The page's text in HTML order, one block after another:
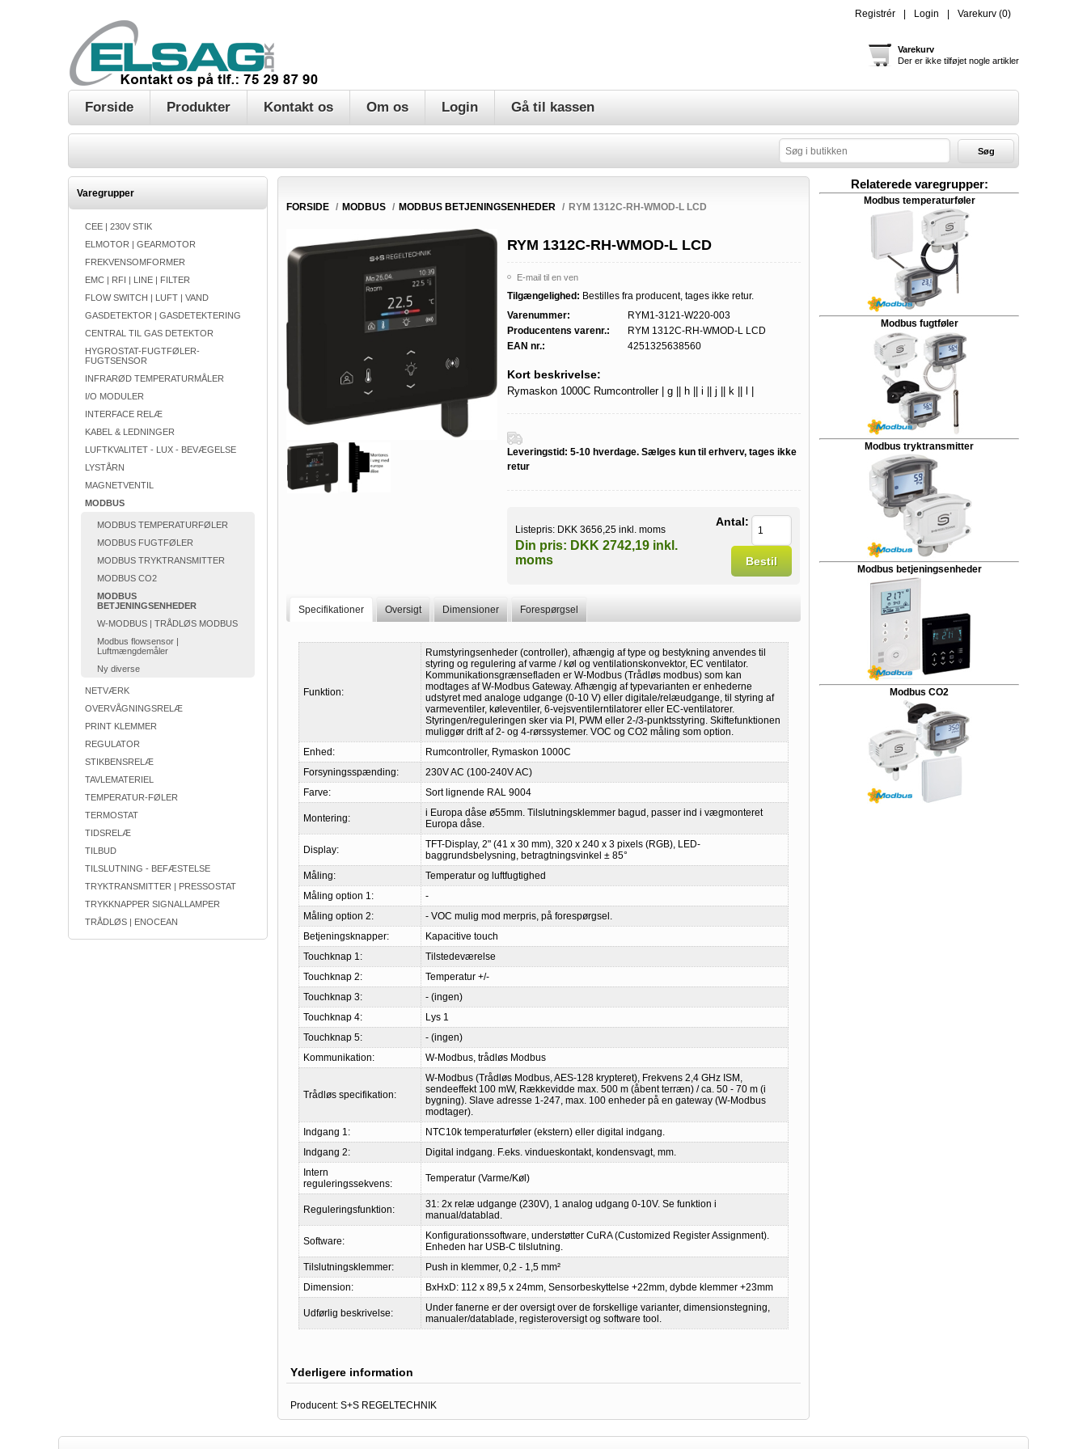
Registrér Login Varekurv (0)
Varekurv
Der er ikke tilføjet nogle artikler
Forside Produkter Kontakt os Om os Login Gå til kassen
Søg
Varegrupper
CEE | 230V STIK
ELMOTOR | GEARMOTOR
FREKVENSOMFORMER
EMC | RFI | LINE | FILTER
FLOW SWITCH | LUFT | VAND
GASDETEKTOR | GASDETEKTERING
CENTRAL TIL GAS DETEKTOR
HYGROSTAT-FUGTFØLER-
FUGTSENSOR
INFRARØD TEMPERATURMÅLER
I/O MODULER
INTERFACE RELÆ
KABEL & LEDNINGER
LUFTKVALITET - LUX - BEVÆGELSE
LYSTÅRN
MAGNETVENTIL
MODBUS
MODBUS TEMPERATURFØLER
MODBUS FUGTFØLER
MODBUS TRYKTRANSMITTER
MODBUS CO2
MODBUS
BETJENINGSENHEDER
W-MODBUS | TRÅDLØS MODBUS
Modbus flowsensor |
Luftmængdemåler
Ny diverse
NETVÆRK
OVERVÅGNINGSRELÆ
PRINT KLEMMER
REGULATOR
STIKBENSRELÆ
TAVLEMATERIEL
TEMPERATUR-FØLER
TERMOSTAT
TIDSRELÆ
TILBUD
TILSLUTNING - BEFÆSTELSE
TRYKTRANSMITTER | PRESSOSTAT
TRYKKNAPPER SIGNALLAMPER
TRÅDLØS | ENOCEAN
FORSIDE / MODBUS / MODBUS BETJENINGSENHEDER / RYM 1312C-RH-WMOD-L LCD
RYM 1312C-RH-WMOD-L LCD
E-mail til en ven
Tilgængelighed: Bestilles fra producent, tages ikke retur.
Varenummer:
RYM1-3121-W220-003
Producentens varenr.:
RYM 1312C-RH-WMOD-L LCD
EAN nr.:
4251325638560
Kort beskrivelse:
Rymaskon 1000C Rumcontroller | g || h || i || j || k || l |
Leveringstid: 5-10 hverdage. Sælges kun til erhverv, tages ikke
retur
Listepris: DKK 3656,25 inkl. moms
Din pris: DKK 2742,19 inkl.
moms
Antal:
Bestil
Specifikationer Oversigt Dimensioner Forespørgsel
Funktion:
Rumstyringsenheder (controller), afhængig af type og bestykning anvendes til
styring og regulering af varme / køl og ventilationskonvektor, EC ventilator.
Kommunikationsgrænsefladen er W-Modbus (Trådløs modbus) som kan
modtages af W-Modbus Gateway. Afhængig af typevarianten er enhederne
udstyret med analoge udgange (0-10 V) eller digitale/relæudgange, til styring af
varmeventiler, køleventiler, 6-vejsventilerntilatorer eller EC-ventilatorer.
Styringen/reguleringen sker via PI, PWM eller 2-/3-punktsstyring. Skiftefunktionen
muliggør drift af 2- og 4-rørssystemer. VOC og CO2 måling som option.
Enhed:
Rumcontroller, Rymaskon 1000C
Forsyningsspænding:
230V AC (100-240V AC)
Farve:
Sort lignende RAL 9004
Montering:
i Europa dåse ø55mm. Tilslutningsklemmer bagud, passer ind i vægmonteret
Europa dåse.
Display:
TFT-Display, 2" (41 x 30 mm), 320 x 240 x 3 pixels (RGB), LED-
baggrundsbelysning, betragtningsvinkel ± 85°
Måling:
Temperatur og luftfugtighed
Måling option 1:
-
Måling option 2:
- VOC mulig mod merpris, på forespørgsel.
Betjeningsknapper:
Kapacitive touch
Touchknap 1:
Tilstedeværelse
Touchknap 2:
Temperatur +/-
Touchknap 3:
- (ingen)
Touchknap 4:
Lys 1
Touchknap 5:
- (ingen)
Kommunikation:
W-Modbus, trådløs Modbus
Trådløs specifikation:
W-Modbus (Trådløs Modbus, AES-128 krypteret), Frekvens 2,4 GHz ISM,
sendeeffekt 100 mW, Rækkevidde max. 500 m (åbent terræn) / ca. 50 - 70 m (i
bygning). Slave adresse 1-247, max. 100 enheder på en gateway (W-Modbus
modtager).
Indgang 1:
NTC10k temperaturføler (ekstern) eller digital indgang.
Indgang 2:
Digital indgang. F.eks. vindueskontakt, kondensvagt, mm.
Intern
reguleringssekvens:
Temperatur (Varme/Køl)
Reguleringsfunktion:
31: 2x relæ udgange (230V), 1 analog udgang 0-10V. Se funktion i
manual/datablad.
Software:
Konfigurationssoftware, understøtter CuRA (Customized Register Assignment).
Enheden har USB-C tilslutning.
Tilslutningsklemmer:
Push in klemmer, 0,2 - 1,5 mm²
Dimension:
BxHxD: 112 x 89,5 x 24mm, Sensorbeskyttelse +22mm, dybde klemmer +23mm
Udførlig beskrivelse:
Under fanerne er der oversigt over de forskellige varianter, dimensionstegning,
manualer/datablade, registeroversigt og software tool.
Yderligere information
Producent: S+S REGELTECHNIK
Relaterede varegrupper:
Modbus temperaturføler
Modbus fugtføler
Modbus tryktransmitter
Modbus betjeningsenheder
Modbus CO2